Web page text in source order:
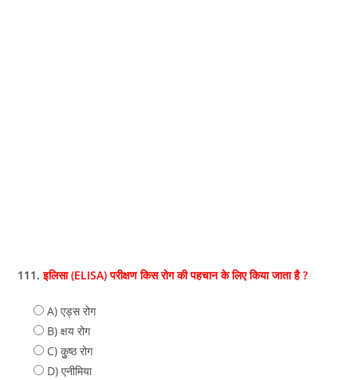
111.इलिसा (ELISA) परीक्षण किस रोग की पहचान के लिए किया जाता है ?
A) एड्स रोग
B) क्षय रोग
C) कुुष्ठ रोग
D) एनीमिया